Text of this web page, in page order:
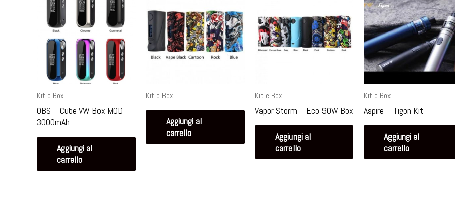
Kit e Box
OBS – Cube VW Box MOD
3000mAh
Aggiungi al
carrello
Kit e Box
Aggiungi al
carrello
Kit e Box
Vapor Storm – Eco 90W Box
Aggiungi al
carrello
Kit e Box
Aspire – Tigon Kit
Aggiungi al
carrello